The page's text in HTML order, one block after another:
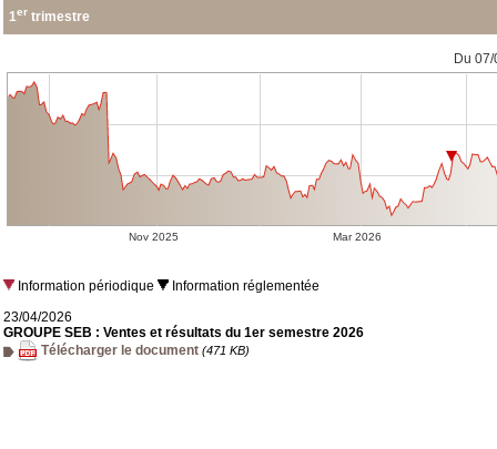
1er trimestre
Information périodique
Information réglementée
23/04/2026
GROUPE SEB : Ventes et résultats du 1er semestre 2026
Télécharger le document (471 KB)